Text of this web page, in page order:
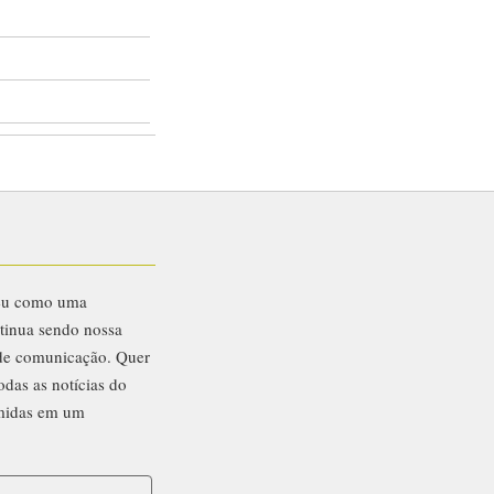
como uma
sendo nossa
comunicação. Quer
as notícias do
em um